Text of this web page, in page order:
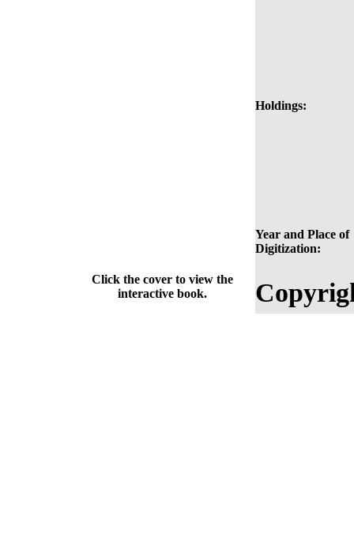
Holdings:
Year and Place of
Digitization:
Click the cover to view the
interactive book.